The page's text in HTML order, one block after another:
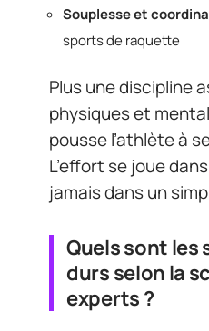
Souplesse et
sports de raquette
Plus une discipline
physiques et
pousse l’athlète à
L’effort se joue
jamais dans un
Quels sont les
durs selon la
experts ?